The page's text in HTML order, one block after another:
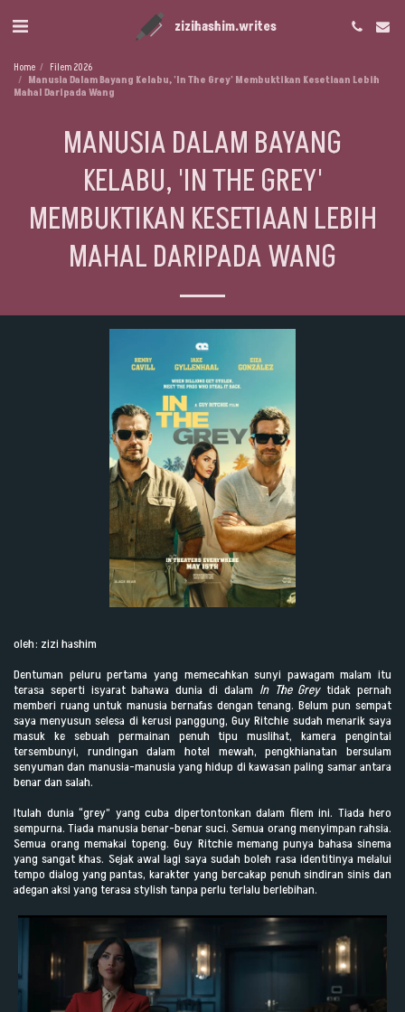
zizihashim.writes
Home
Filem 2026
Manusia Dalam Bayang Kelabu, 'In The Grey' Membuktikan Kesetiaan Lebih
Mahal Daripada Wang
MANUSIA DALAM BAYANG
KELABU, 'IN THE GREY'
MEMBUKTIKAN KESETIAAN LEBIH
MAHAL DARIPADA WANG
oleh: zizi hashim
Dentuman peluru pertama yang memecahkan sunyi pawagam malam itu
terasa seperti isyarat bahawa dunia di dalam In The Greytidak pernah
memberi ruang untuk manusia bernafas dengan tenang. Belum pun sempat
saya menyusun selesa di kerusi panggung, Guy Ritchie sudah menarik saya
masuk ke sebuah permainan penuh tipu muslihat, kamera pengintai
tersembunyi, rundingan dalam hotel mewah, pengkhianatan bersulam
senyuman dan manusia-manusia yang hidup di kawasan paling samar antara
benar dan salah.
Itulah dunia “grey” yang cuba dipertontonkan dalam filem ini. Tiada hero
sempurna. Tiada manusia benar-benar suci. Semua orang menyimpan rahsia.
Semua orang memakai topeng. Guy Ritchie memang punya bahasa sinema
yang sangat khas. Sejak awal lagi saya sudah boleh rasa identitinya melalui
tempo dialog yang pantas, karakter yang bercakap penuh sindiran sinis dan
adegan aksi yang terasa stylish tanpa perlu terlalu berlebihan.